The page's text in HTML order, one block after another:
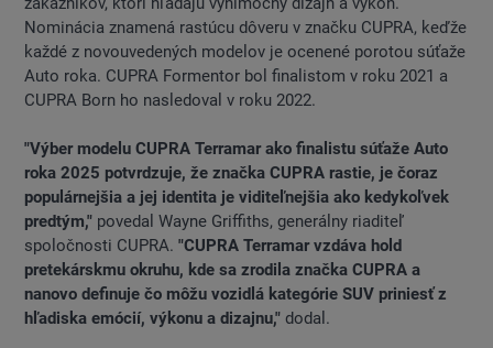
Nominácia znamená rastúcu dôveru v značku CUPRA, keďže
každé z novouvedených modelov je ocenené porotou súťaže
Auto roka. CUPRA Formentor bol finalistom v roku 2021 a
CUPRA Born ho nasledoval v roku 2022.
"Výber modelu CUPRA Terramar ako finalistu súťaže Auto
roka 2025 potvrdzuje, že značka CUPRA rastie, je čoraz
populárnejšia a jej identita je viditeľnejšia ako kedykoľvek
predtým," povedal Wayne Griffiths, generálny riaditeľ
spoločnosti CUPRA."CUPRA Terramar vzdáva hold
pretekárskmu okruhu, kde sa zrodila značka CUPRA a
nanovo definuje čo môžu vozidlá kategórie SUV priniesť z
hľadiska emócií, výkonu a dizajnu," dodal.